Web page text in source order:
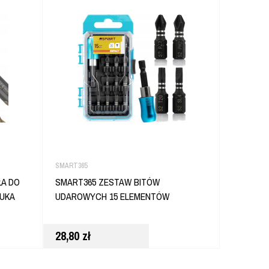
DO
SMART365
SMART365 ZESTAW BITÓW
UDAROWYCH 15 ELEMENTÓW
28,80 zł